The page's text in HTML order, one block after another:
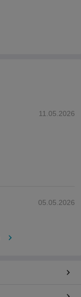
11.05.2026
05.05.2026